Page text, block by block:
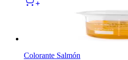
Colorante Salmón